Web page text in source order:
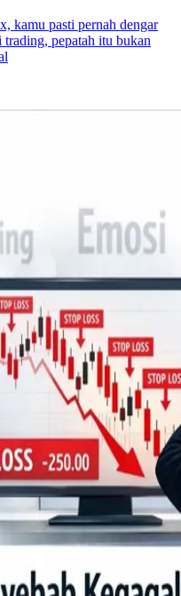
kamu pasti pernah dengar
pepatah itu bukan